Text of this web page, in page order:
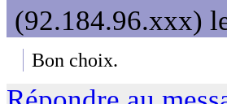
(92.184.96.xxx)
Bon choix.